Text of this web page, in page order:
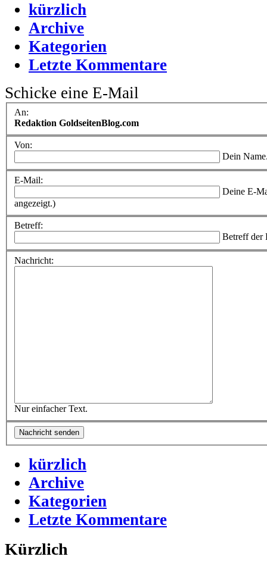
kürzlich
Archive
Kategorien
Letzte Kommentare
Schicke eine E-Mail
An:
Redaktion GoldseitenBlog.com
Von:
Dein
E-Mail:
Deine E-
angezeigt.)
Betreff:
Betreff der
Nachricht:
Nur einfacher Text.
kürzlich
Archive
Kategorien
Letzte Kommentare
Kürzlich